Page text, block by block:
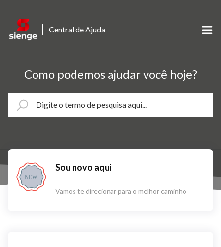
Central de Ajuda
Como podemos ajudar você hoje?
NEW
Sou novo aqui
Vamos te direcionar para o melhor caminho